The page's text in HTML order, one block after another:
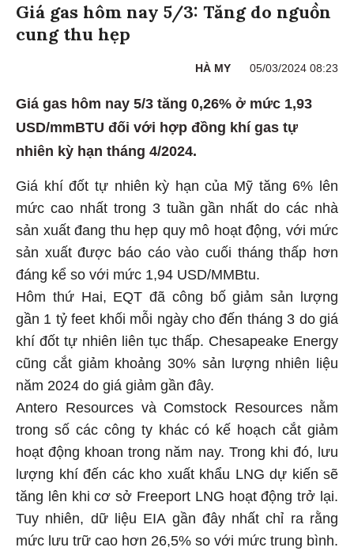
Giá gas hôm nay 5/3: Tăng do nguồn
cung thu hẹp
HÀ MY 05/03/2024 08:23
Giá gas hôm nay 5/3 tăng 0,26% ở mức 1,93
USD/mmBTU đối với hợp đồng khí gas tự
nhiên kỳ hạn tháng 4/2024.
Giá khí đốt tự nhiên kỳ hạn của Mỹ tăng 6% lên
mức cao nhất trong 3 tuần gần nhất do các nhà
sản xuất đang thu hẹp quy mô hoạt động, với mức
sản xuất được báo cáo vào cuối tháng thấp hơn
đáng kể so với mức 1,94 USD/MMBtu.
Hôm thứ Hai, EQT đã công bố giảm sản lượng
gần 1 tỷ feet khối mỗi ngày cho đến tháng 3 do giá
khí đốt tự nhiên liên tục thấp. Chesapeake Energy
cũng cắt giảm khoảng 30% sản lượng nhiên liệu
năm 2024 do giá giảm gần đây.
Antero Resources và Comstock Resources nằm
trong số các công ty khác có kế hoạch cắt giảm
hoạt động khoan trong năm nay. Trong khi đó, lưu
lượng khí đến các kho xuất khẩu LNG dự kiến sẽ
tăng lên khi cơ sở Freeport LNG hoạt động trở lại.
Tuy nhiên, dữ liệu EIA gần đây nhất chỉ ra rằng
mức lưu trữ cao hơn 26,5% so với mức trung bình.